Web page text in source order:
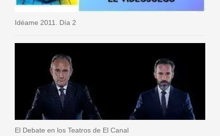
Idéame 2011. Día 2
El Debate en los Teatros de El Canal